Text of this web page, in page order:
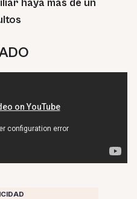
haya más de un